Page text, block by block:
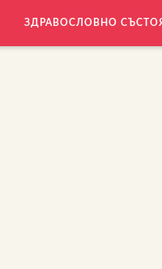
ЗДРАВОСЛОВНО